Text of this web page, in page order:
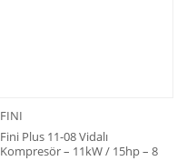
FINI
Fini Plus 11-08 Vidalı
Kompresör – 11kW / 15hp – 8